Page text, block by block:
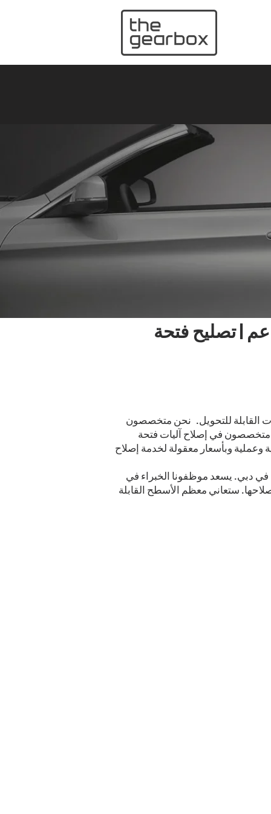
| تصليح فتحة
القابلة للتحويل. نحن متخصصون
متخصصون في إصلاح آليات فتحة
وعملية وبأسعار معقولة لخدمة إصلاح
دبي. يسعد موظفونا الخبراء في
ستعاني معظم الأسطح القابلة